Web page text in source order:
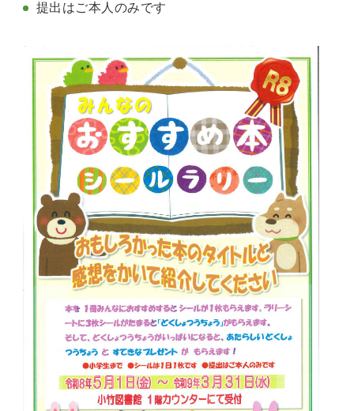
提出はご本人のみです